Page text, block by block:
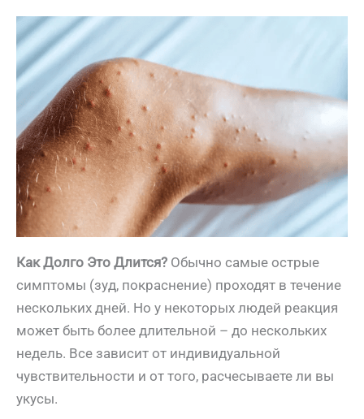
Как Долго Это Длится? Обычно самые острые
симптомы (зуд, покраснение) проходят в течение
нескольких дней. Но у некоторых людей реакция
может быть более длительной – до нескольких
недель. Все зависит от индивидуальной
чувствительности и от того, расчесываете ли вы
укусы.